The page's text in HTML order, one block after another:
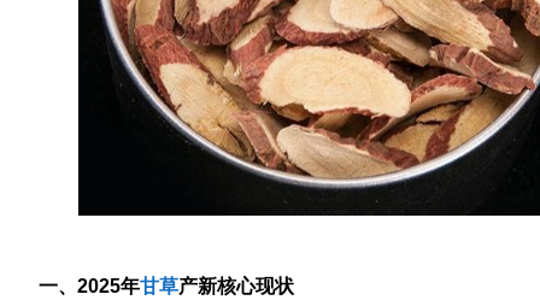
一、2025年甘草产新核心现状